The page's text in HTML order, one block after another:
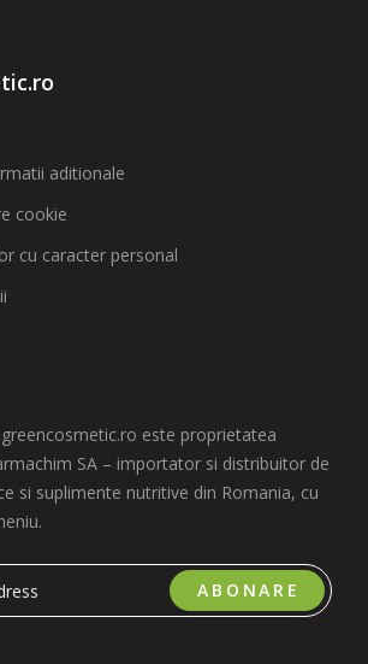
aditionale
cookie
cu caracter personal
este proprietatea
SA – importator si distribuitor de
si suplimente nutritive din Romania, cu
ABONARE